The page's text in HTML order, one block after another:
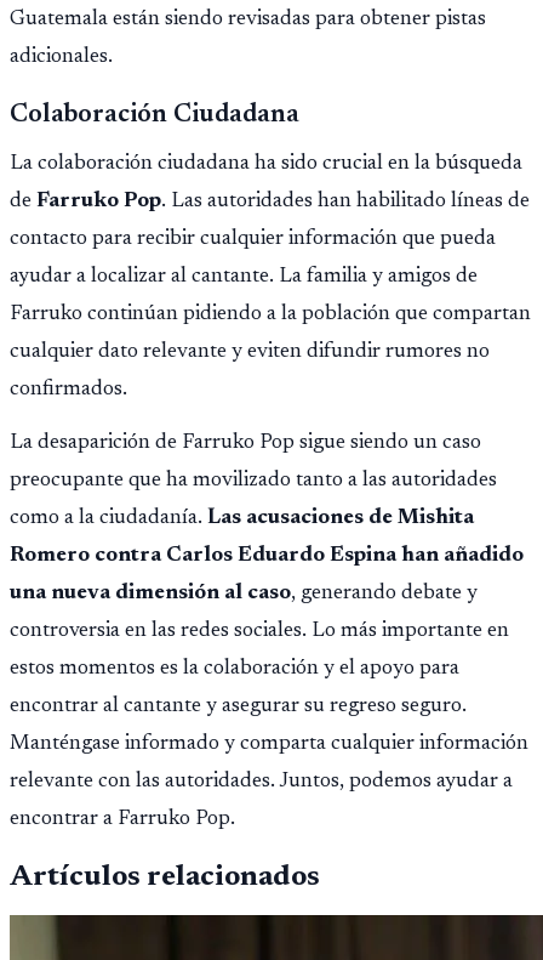
Guatemala están siendo revisadas para obtener pistas
adicionales.
Colaboración Ciudadana
La colaboración ciudadana ha sido crucial en la búsqueda
de Farruko Pop. Las autoridades han habilitado líneas de
contacto para recibir cualquier información que pueda
ayudar a localizar al cantante. La familia y amigos de
Farruko continúan pidiendo a la población que compartan
cualquier dato relevante y eviten difundir rumores no
confirmados.
La desaparición de Farruko Pop sigue siendo un caso
preocupante que ha movilizado tanto a las autoridades
como a la ciudadanía. Las acusaciones de Mishita
Romero contra Carlos Eduardo Espina han añadido
una nueva dimensión al caso, generando debate y
controversia en las redes sociales. Lo más importante en
estos momentos es la colaboración y el apoyo para
encontrar al cantante y asegurar su regreso seguro.
Manténgase informado y comparta cualquier información
relevante con las autoridades. Juntos, podemos ayudar a
encontrar a Farruko Pop.
Artículos relacionados